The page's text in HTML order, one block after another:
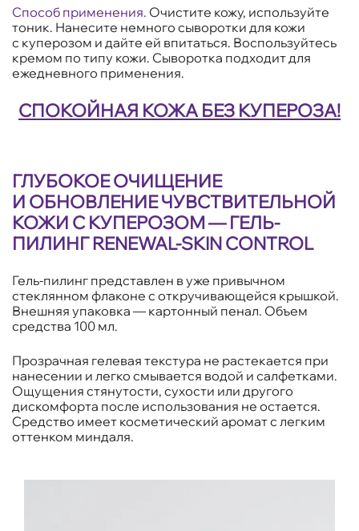
Способ применения. Очистите кожу, используйте
тоник. Нанесите немного сыворотки для кожи
с куперозом и дайте ей впитаться. Воспользуйтесь
кремом по типу кожи. Сыворотка подходит для
ежедневного применения.
СПОКОЙНАЯ КОЖА БЕЗ КУПЕРОЗА!
ГЛУБОКОЕ ОЧИЩЕНИЕ
И ОБНОВЛЕНИЕ ЧУВСТВИТЕЛЬНОЙ
КОЖИ С КУПЕРОЗОМ — ГЕЛЬ-
ПИЛИНГ RENEWAL-SKIN CONTROL
Гель-пилинг представлен в уже привычном
стеклянном флаконе с откручивающейся крышкой.
Внешняя упаковка — картонный пенал. Объем
средства 100 мл.
Прозрачная гелевая текстура не растекается при
нанесении и легко смывается водой и салфетками.
Ощущения стянутости, сухости или другого
дискомфорта после использования не остается.
Средство имеет косметический аромат с легким
оттенком миндаля.